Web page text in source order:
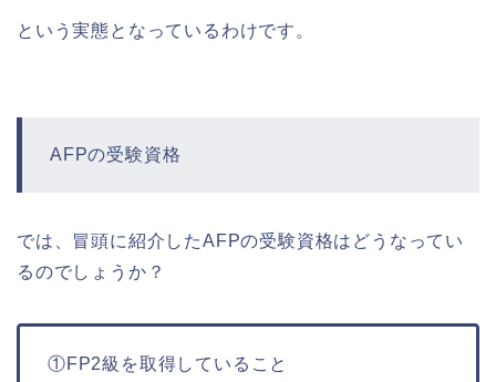
という実態となっているわけです。
AFPの受験資格
では、冒頭に紹介したAFPの受験資格はどうなってい
るのでしょうか？
①FP2級を取得していること